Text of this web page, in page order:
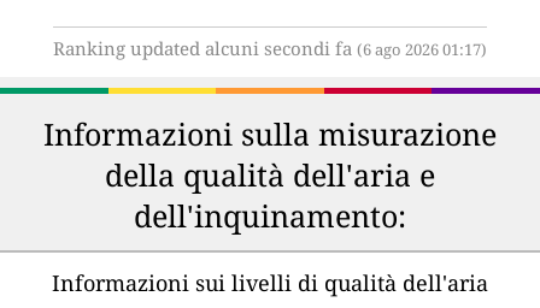
Ranking updated alcuni secondi fa (6 ago 2026 01:17)
Informazioni sulla misurazione
della qualità dell'aria e
dell'inquinamento:
Informazioni sui livelli di qualità dell'aria